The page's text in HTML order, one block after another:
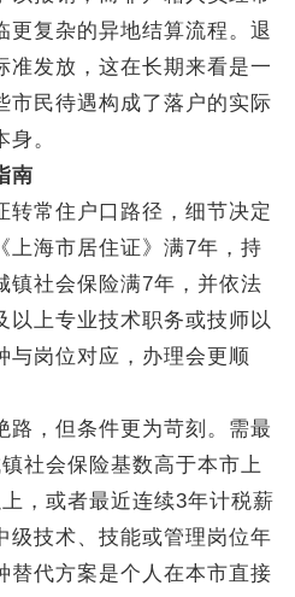
更复杂的异地结算流程。退
准发放，这在长期来看是一
市民待遇构成了落户的实际
。
南
常住户口路径，细节决定
上海市居住证》满7年，持
镇社会保险满7年，并依法
以上专业技术职务或技师以
与岗位对应，办理会更顺
，但条件更为苛刻。需最
社会保险基数高于本市上
，或者最近连续3年计税薪
级技术、技能或管理岗位年
替代方案是个人在本市直接